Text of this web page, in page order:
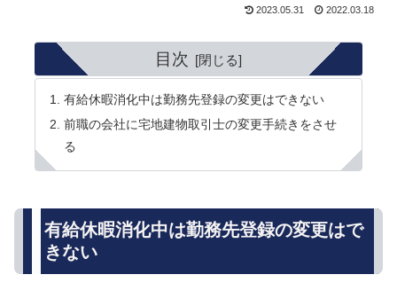
2023.05.31 2022.03.18
目次
有給休暇消化中は勤務先登録の変更はできない
前職の会社に宅地建物取引士の変更手続きをさせ
る
有給休暇消化中は勤務先登録の変更はで
きない